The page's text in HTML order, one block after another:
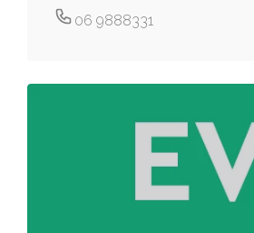
06 9888331